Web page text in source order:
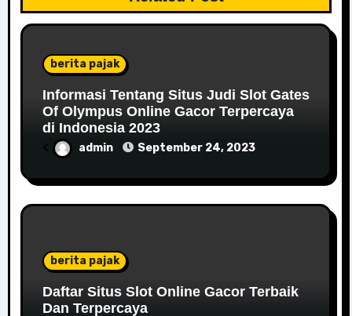
berita pajak
Informasi Tentang Situs Judi Slot Gates
Of Olympus Online Gacor Terpercaya
di Indonesia 2023
< admin September 24, 2023
berita pajak
Daftar Situs Slot Online Gacor Terbaik
Dan Terpercaya